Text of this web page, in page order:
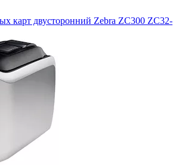
карт двусторонний Zebra ZC300 ZC32-